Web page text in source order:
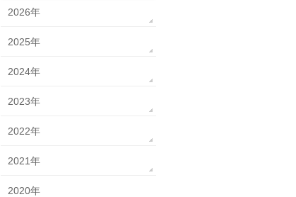
2026年
2025年
2024年
2023年
2022年
2021年
2020年